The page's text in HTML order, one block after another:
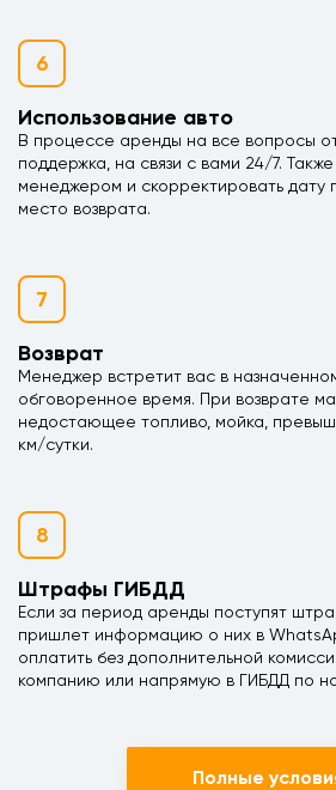
6
Использование авто
В процессе аренды на все вопросы
поддержка, на связи с вами 24/7.
менеджером и скорректировать дату
место возврата.
7
Возврат
Менеджер встретит вас в
обговоренное время. При возврате
недостающее топливо, мойка,
км/сутки.
8
Штрафы ГИБДД
Если за период аренды поступят
пришлет информацию о них в
оплатить без дополнительной
компанию или напрямую в ГИБДД по
Полные